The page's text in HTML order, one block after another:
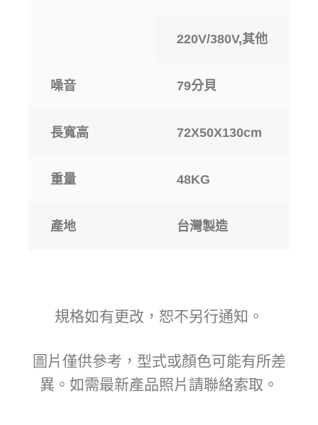
220V/380V,其他
噪音 79分貝
長寬高 72X50X130cm
重量 48KG
產地 台灣製造
規格如有更改，恕不另行通知。
圖片僅供參考，型式或顏色可能有所差
異。如需最新產品照片請聯絡索取。